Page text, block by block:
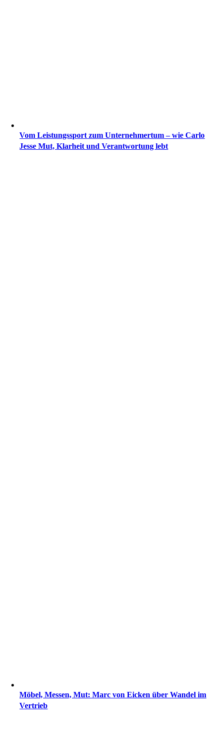
Vom Leistungssport zum Unternehmertum – wie Carlo
Jesse Mut, Klarheit und Verantwortung lebt
Möbel, Messen, Mut: Marc von Eicken über Wandel im
Vertrieb